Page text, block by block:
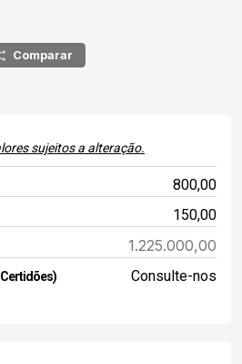
Comparar
sujeitos a alteração.
800,00
150,00
1.225.000,00
Consulte-nos